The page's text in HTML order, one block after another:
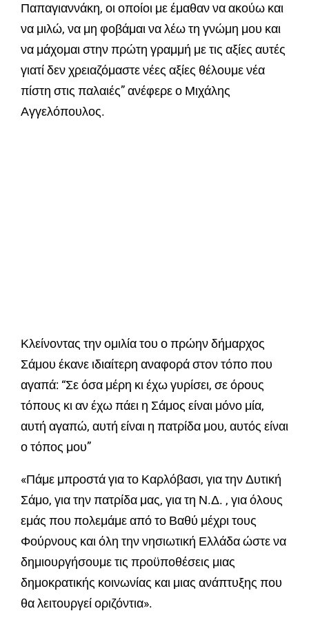
Παπαγιαννάκη, οι οποίοι με έμαθαν να ακούω και
να μιλώ, να μη φοβάμαι να λέω τη γνώμη μου και
να μάχομαι στην πρώτη γραμμή με τις αξίες αυτές
γιατί δεν χρειαζόμαστε νέες αξίες θέλουμε νέα
πίστη στις παλαιές” ανέφερε ο Μιχάλης
Αγγελόπουλος.
Κλείνοντας την ομιλία του ο πρώην δήμαρχος
Σάμου έκανε ιδιαίτερη αναφορά στον τόπο που
αγαπά: “Σε όσα μέρη κι έχω γυρίσει, σε όρους
τόπους κι αν έχω πάει η Σάμος είναι μόνο μία,
αυτή αγαπώ, αυτή είναι η πατρίδα μου, αυτός είναι
ο τόπος μου”
«Πάμε μπροστά για το Καρλόβασι, για την Δυτική
Σάμο, για την πατρίδα μας, για τη Ν.Δ. , για όλους
εμάς που πολεμάμε από το Βαθύ μέχρι τους
Φούρνους και όλη την νησιωτική Ελλάδα ώστε να
δημιουργήσουμε τις προϋποθέσεις μιας
δημοκρατικής κοινωνίας και μιας ανάπτυξης που
θα λειτουργεί οριζόντια».